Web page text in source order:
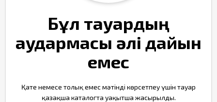
Бұл тауардың
аудармасы әлі дайын
емес
Қате немесе толық емес мәтінді көрсетпеу үшін тауар
қазақша каталогта уақытша жасырылды.